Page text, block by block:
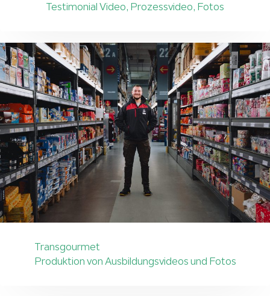
Testimonial Video, Prozessvideo, Fotos
Transgourmet
Produktion von Ausbildungsvideos und Fotos